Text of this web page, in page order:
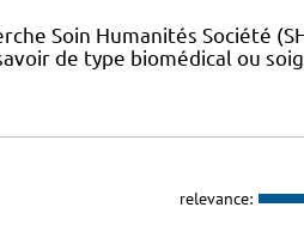
Soin Humanités Société
de type biomédical ou
relevance: